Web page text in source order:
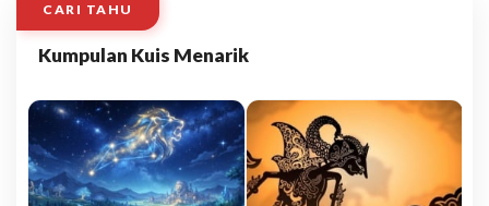
CARI TAHU
Kumpulan Kuis Menarik